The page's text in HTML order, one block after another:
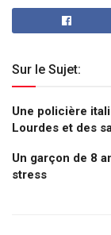
Sur le Sujet:
Une policière
Lourdes et des
Un garçon de 8
stress